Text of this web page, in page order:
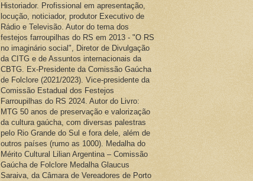
Historiador. Profissional em apresentação,
locução, noticiador, produtor Executivo de
Rádio e Televisão. Autor do tema dos
festejos farroupilhas do RS em 2013 - "O RS
no imaginário social", Diretor de Divulgação
da CITG e de Assuntos internacionais da
CBTG. Ex-Presidente da Comissão Gaúcha
de Folclore (2021/2023). Vice-presidente da
Comissão Estadual dos Festejos
Farroupilhas do RS 2024. Autor do Livro:
MTG 50 anos de preservação e valorização
da cultura gaúcha, com diversas palestras
pelo Rio Grande do Sul e fora dele, além de
outros países (rumo as 1000). Medalha do
Mérito Cultural Lilian Argentina – Comissão
Gaúcha de Folclore Medalha Glaucus
Saraiva, da Câmara de Vereadores de Porto